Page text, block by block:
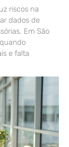
riscos na
dados de
Em São
e falta